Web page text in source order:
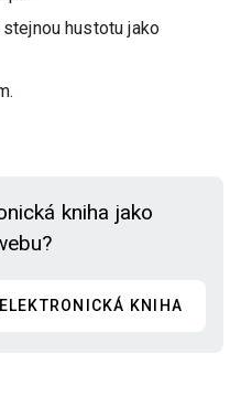
hustotu jako
kniha jako
ELEKTRONICKÁ KNIHA